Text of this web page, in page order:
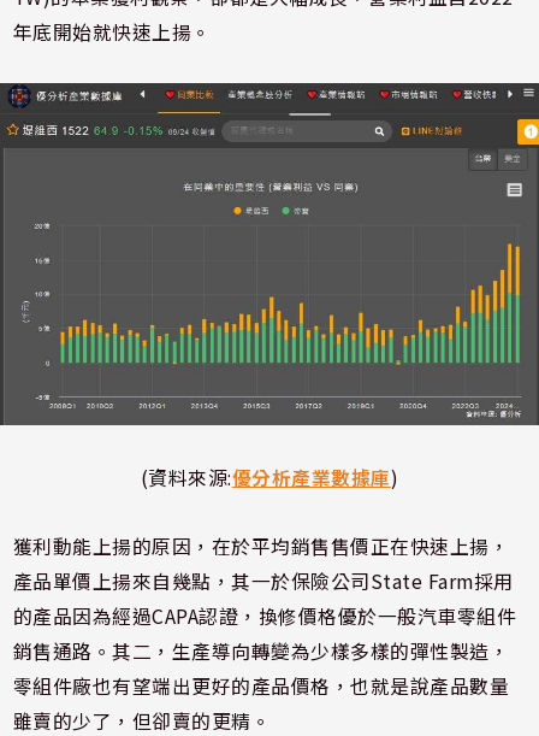
年底開始就快速上揚。
(資料來源:優分析產業數據庫)
獲利動能上揚的原因，在於平均銷售售價正在快速上揚，
產品單價上揚來自幾點，其一於保險公司State Farm採用
的產品因為經過CAPA認證，換修價格優於一般汽車零組件
銷售通路。其二，生產導向轉變為少樣多樣的彈性製造，
零組件廠也有望端出更好的產品價格，也就是說產品數量
雖賣的少了，但卻賣的更精。